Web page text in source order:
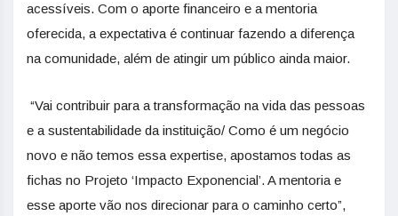
acessíveis. Com o aporte financeiro e a mentoria
oferecida, a expectativa é continuar fazendo a diferença
na comunidade, além de atingir um público ainda maior.
“Vai contribuir para a transformação na vida das pessoas
e a sustentabilidade da instituição/ Como é um negócio
novo e não temos essa expertise, apostamos todas as
fichas no Projeto ‘Impacto Exponencial’. A mentoria e
esse aporte vão nos direcionar para o caminho certo”,